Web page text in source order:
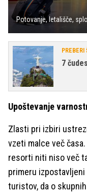
Potovanje, letališče,
PREBERI
7
Upoštevanje
Zlasti pri izbiri
vzeti malce več
resorti niti niso več
primeru
turistov, da o